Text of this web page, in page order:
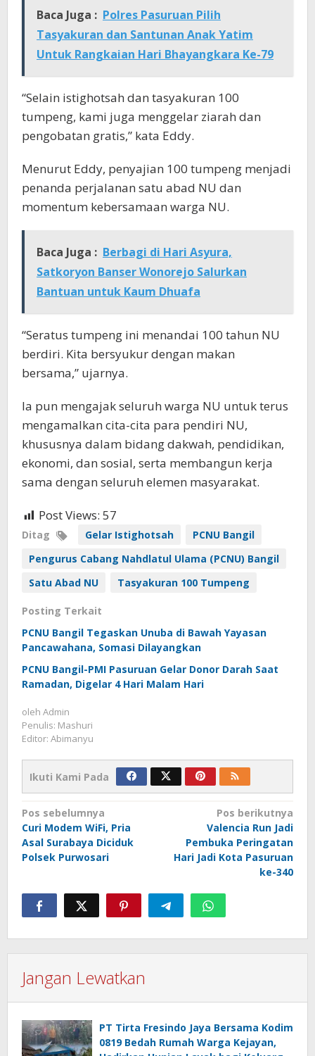
Baca Juga : Polres Pasuruan Pilih
Tasyakuran dan Santunan Anak Yatim
Untuk Rangkaian Hari Bhayangkara Ke-79
“Selain istighotsah dan tasyakuran 100
tumpeng, kami juga menggelar ziarah dan
pengobatan gratis,” kata Eddy.
Menurut Eddy, penyajian 100 tumpeng menjadi
penanda perjalanan satu abad NU dan
momentum kebersamaan warga NU.
Baca Juga : Berbagi di Hari Asyura,
Satkoryon Banser Wonorejo Salurkan
Bantuan untuk Kaum Dhuafa
“Seratus tumpeng ini menandai 100 tahun NU
berdiri. Kita bersyukur dengan makan
bersama,” ujarnya.
Ia pun mengajak seluruh warga NU untuk terus
mengamalkan cita-cita para pendiri NU,
khususnya dalam bidang dakwah, pendidikan,
ekonomi, dan sosial, serta membangun kerja
sama dengan seluruh elemen masyarakat.
Post Views: 57
Ditag Gelar Istighotsah
PCNU Bangil
Pengurus Cabang Nahdlatul Ulama (PCNU) Bangil
Satu Abad NU
Tasyakuran 100 Tumpeng
Posting Terkait
PCNU Bangil Tegaskan Unuba di Bawah Yayasan
Pancawahana, Somasi Dilayangkan
PCNU Bangil-PMI Pasuruan Gelar Donor Darah Saat
Ramadan, Digelar 4 Hari Malam Hari
oleh Admin
Penulis: Mashuri
Editor: Abimanyu
Ikuti Kami Pada
Navigasi
pos
Pos sebelumnya
Curi Modem WiFi, Pria
Asal Surabaya Diciduk
Polsek Purwosari
Pos berikutnya
Valencia Run Jadi
Pembuka Peringatan
Hari Jadi Kota Pasuruan
ke-340
Jangan Lewatkan
PT Tirta Fresindo Jaya Bersama Kodim
0819 Bedah Rumah Warga Kejayan,